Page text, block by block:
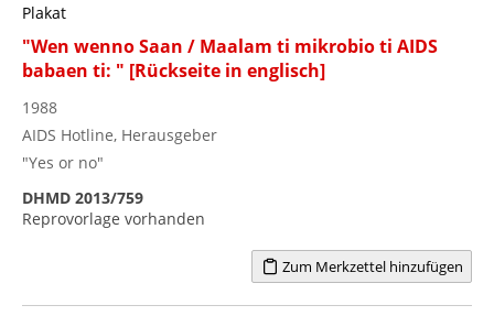
Plakat
"Wen wenno Saan / Maalam ti mikrobio ti AIDS
babaen ti: " [Rückseite in englisch]
1988
AIDS Hotline, Herausgeber
"Yes or no"
DHMD 2013/759
Reprovorlage vorhanden
Zum Merkzettel hinzufügen